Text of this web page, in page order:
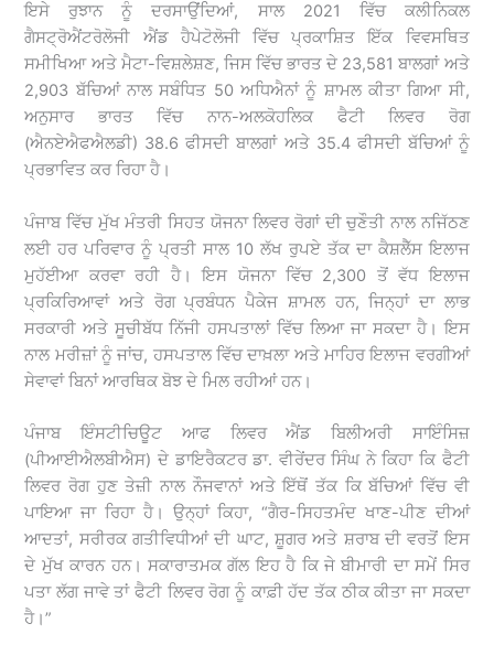
ਇਸੇ ਰੁਝਾਨ ਨੂੰ ਦਰਸਾਉਂਦਿਆਂ, ਸਾਲ 2021 ਵਿੱਚ ਕਲੀਨਿਕਲ
ਗੈਸਟ੍ਰੋਐਂਟਰੋਲੋਜੀ ਐਂਡ ਹੈਪੇਟੋਲੋਜੀ ਵਿੱਚ ਪ੍ਰਕਾਸ਼ਿਤ ਇੱਕ ਵਿਵਸਥਿਤ
ਸਮੀਖਿਆ ਅਤੇ ਮੈਟਾ-ਵਿਸ਼ਲੇਸ਼ਣ, ਜਿਸ ਵਿੱਚ ਭਾਰਤ ਦੇ 23,581 ਬਾਲਗਾਂ ਅਤੇ
2,903 ਬੱਚਿਆਂ ਨਾਲ ਸਬੰਧਿਤ 50 ਅਧਿਐਨਾਂ ਨੂੰ ਸ਼ਾਮਲ ਕੀਤਾ ਗਿਆ ਸੀ,
ਅਨੁਸਾਰ ਭਾਰਤ ਵਿੱਚ ਨਾਨ-ਅਲਕੋਹਲਿਕ ਫੈਟੀ ਲਿਵਰ ਰੋਗ
(ਐਨਏਐਫਐਲਡੀ) 38.6 ਫੀਸਦੀ ਬਾਲਗਾਂ ਅਤੇ 35.4 ਫੀਸਦੀ ਬੱਚਿਆਂ ਨੂੰ
ਪ੍ਰਭਾਵਿਤ ਕਰ ਰਿਹਾ ਹੈ।
ਪੰਜਾਬ ਵਿੱਚ ਮੁੱਖ ਮੰਤਰੀ ਸਿਹਤ ਯੋਜਨਾ ਲਿਵਰ ਰੋਗਾਂ ਦੀ ਚੁਣੌਤੀ ਨਾਲ ਨਜਿੱਠਣ
ਲਈ ਹਰ ਪਰਿਵਾਰ ਨੂੰ ਪ੍ਰਤੀ ਸਾਲ 10 ਲੱਖ ਰੁਪਏ ਤੱਕ ਦਾ ਕੈਸ਼ਲੈੱਸ ਇਲਾਜ
ਮੁਹੱਈਆ ਕਰਵਾ ਰਹੀ ਹੈ। ਇਸ ਯੋਜਨਾ ਵਿੱਚ 2,300 ਤੋਂ ਵੱਧ ਇਲਾਜ
ਪ੍ਰਕਿਰਿਆਵਾਂ ਅਤੇ ਰੋਗ ਪ੍ਰਬੰਧਨ ਪੈਕੇਜ ਸ਼ਾਮਲ ਹਨ, ਜਿਨ੍ਹਾਂ ਦਾ ਲਾਭ
ਸਰਕਾਰੀ ਅਤੇ ਸੂਚੀਬੱਧ ਨਿੱਜੀ ਹਸਪਤਾਲਾਂ ਵਿੱਚ ਲਿਆ ਜਾ ਸਕਦਾ ਹੈ। ਇਸ
ਨਾਲ ਮਰੀਜ਼ਾਂ ਨੂੰ ਜਾਂਚ, ਹਸਪਤਾਲ ਵਿੱਚ ਦਾਖ਼ਲਾ ਅਤੇ ਮਾਹਿਰ ਇਲਾਜ ਵਰਗੀਆਂ
ਸੇਵਾਵਾਂ ਬਿਨਾਂ ਆਰਥਿਕ ਬੋਝ ਦੇ ਮਿਲ ਰਹੀਆਂ ਹਨ।
ਪੰਜਾਬ ਇੰਸਟੀਚਿਊਟ ਆਫ ਲਿਵਰ ਐਂਡ ਬਿਲੀਅਰੀ ਸਾਇੰਸਿਜ਼
(ਪੀਆਈਐਲਬੀਐਸ) ਦੇ ਡਾਇਰੈਕਟਰ ਡਾ. ਵੀਰੇਂਦਰ ਸਿੰਘ ਨੇ ਕਿਹਾ ਕਿ ਫੈਟੀ
ਲਿਵਰ ਰੋਗ ਹੁਣ ਤੇਜ਼ੀ ਨਾਲ ਨੌਜਵਾਨਾਂ ਅਤੇ ਇੱਥੋਂ ਤੱਕ ਕਿ ਬੱਚਿਆਂ ਵਿੱਚ ਵੀ
ਪਾਇਆ ਜਾ ਰਿਹਾ ਹੈ। ਉਨ੍ਹਾਂ ਕਿਹਾ, “ਗੈਰ-ਸਿਹਤਮੰਦ ਖਾਣ-ਪੀਣ ਦੀਆਂ
ਆਦਤਾਂ, ਸਰੀਰਕ ਗਤੀਵਿਧੀਆਂ ਦੀ ਘਾਟ, ਸ਼ੂਗਰ ਅਤੇ ਸ਼ਰਾਬ ਦੀ ਵਰਤੋਂ ਇਸ
ਦੇ ਮੁੱਖ ਕਾਰਨ ਹਨ। ਸਕਾਰਾਤਮਕ ਗੱਲ ਇਹ ਹੈ ਕਿ ਜੇ ਬੀਮਾਰੀ ਦਾ ਸਮੇਂ ਸਿਰ
ਪਤਾ ਲੱਗ ਜਾਵੇ ਤਾਂ ਫੈਟੀ ਲਿਵਰ ਰੋਗ ਨੂੰ ਕਾਫ਼ੀ ਹੱਦ ਤੱਕ ਠੀਕ ਕੀਤਾ ਜਾ ਸਕਦਾ
ਹੈ।”